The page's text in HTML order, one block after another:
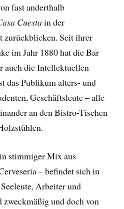
fast anderthalb
Cuestain der
zurückblicken. Seit ihrer
im Jahr 1880 hat die Bar
auch die Intellektuellen
das Publikum alters- und
Geschäftsleute – alle
an den Bistro-Tischen
stimmiger Mix aus
– befindet sich in
Arbeiter und
und doch von